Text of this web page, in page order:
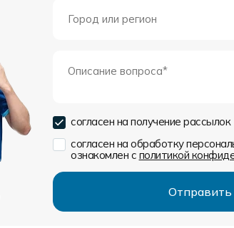
согласен на получение рассылок
согласен на обработку
ознакомлен с политикой